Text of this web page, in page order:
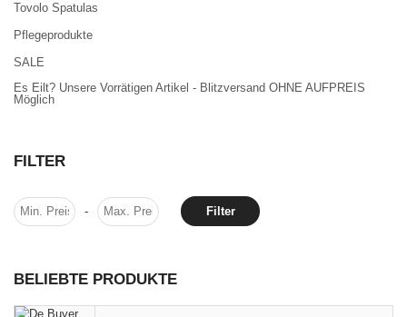
Tovolo Spatulas
Pflegeprodukte
SALE
Es Eilt? Unsere Vorrätigen Artikel - Blitzversand OHNE AUFPREIS
Möglich
FILTER
- Filter
BELIEBTE PRODUKTE